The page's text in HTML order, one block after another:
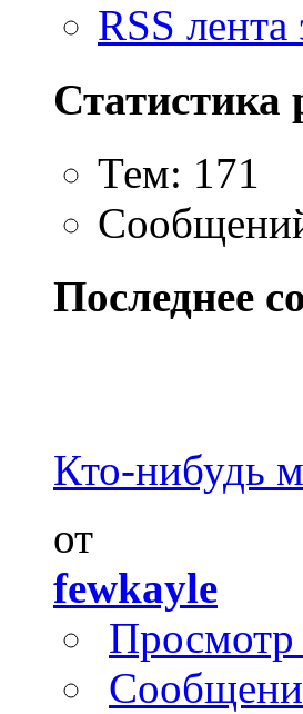
RSS лента
Статистика
Тем: 171
Последнее
Кто-нибудь
от
fewkayle